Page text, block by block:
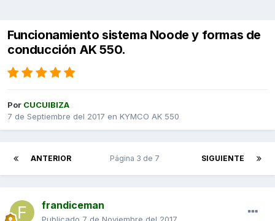
Funcionamiento sistema Noode y formas de
conducción AK 550.
Por CUCUIBIZA
7 de Septiembre del 2017 en KYMCO AK 550
ANTERIOR SIGUIENTE
Página 3 de 7
frandiceman